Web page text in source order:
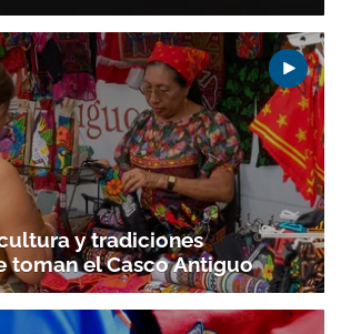
y tradiciones
toman el Casco Antiguo